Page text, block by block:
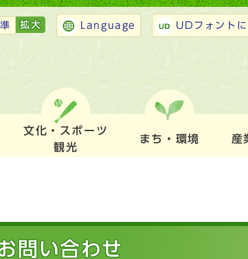
拡大 Language UDフォントに
文化・スポーツ
観光
まち・環境 産
問い合わせ